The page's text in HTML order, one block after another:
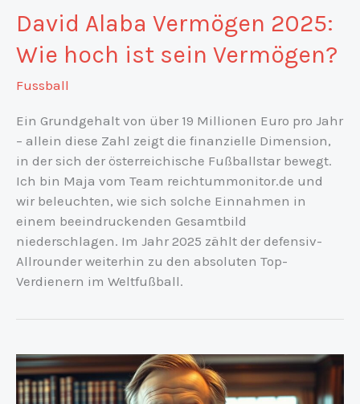
David Alaba Vermögen 2025:
Wie hoch ist sein Vermögen?
Fussball
Ein Grundgehalt von über 19 Millionen Euro pro Jahr
– allein diese Zahl zeigt die finanzielle Dimension,
in der sich der österreichische Fußballstar bewegt.
Ich bin Maja vom Team reichtummonitor.de und
wir beleuchten, wie sich solche Einnahmen in
einem beeindruckenden Gesamtbild
niederschlagen. Im Jahr 2025 zählt der defensiv-
Allrounder weiterhin zu den absoluten Top-
Verdienern im Weltfußball.